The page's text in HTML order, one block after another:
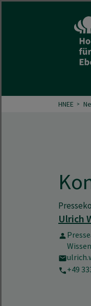
HNEE
Ulrich
+49